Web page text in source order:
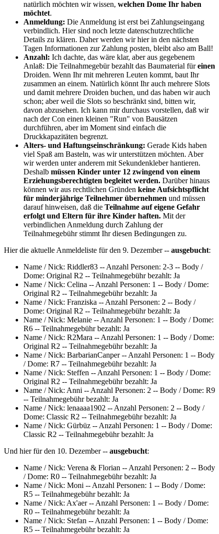
natürlich möchten wir wissen, welchen Dome Ihr haben
möchtet.
Anmeldung: Die Anmeldung ist erst bei Zahlungseingang
verbindlich. Hier sind noch letzte datenschutzrechtliche
Details zu klären. Daher werden wir hier in den nächsten
Tagen Informationen zur Zahlung posten, bleibt also am Ball!
Anzahl: Ich dachte, das wäre klar, aber aus gegebenem
Anlaß: Die Teilnahmegebür bezahlt das Baumaterial füreinen
Droiden. Wenn Ihr mit mehreren Leuten kommt, baut Ihr
zusammen an einem. Natürlich könnt Ihr auch mehrere Slots
und damit mehrere Droiden buchen, und das haben wir auch
schon; aber weil die Slots so beschränkt sind, bitten wir,
davon abzusehen. Ich kann mir durchaus vorstellen, daß wir
nach der Con einen kleinen "Run" von Bausätzen
durchführen, aber im Moment sind einfach die
Druckkapazitäten begrenzt.
Alters- und Haftungseinschränkung: Gerade Kids haben
viel Spaß am Basteln, was wir unterstützen möchten. Aber
wir werden unter anderem mit Sekundenkleber hantieren.
Deshalb müssen Kinder unter 12 zwingend von einem
Erziehungsberechtigten begleitet werden. Darüber hinaus
können wir aus rechtlichen Gründen keine Aufsichtspflicht
für minderjährige Teilnehmer übernehmen und müssen
darauf hinweisen, daß die Teilnahme auf eigene Gefahr
erfolgt und Eltern für ihre Kinder haften. Mit der
verbindlichen Anmeldung durch Zahlung der
Teilnahmegebühr stimmt Ihr diesen Bedingungen zu.
Hier die aktuelle Anmeldeliste für den 9. Dezember -- ausgebucht:
Name / Nick: Riddler83 -- Anzahl Personen: 2-3 -- Body /
Dome: Original R2 -- Teilnahmegebühr bezahlt: Ja
Name / Nick: Celina -- Anzahl Personen: 1 -- Body / Dome:
Original R2 -- Teilnahmegebühr bezahlt: Ja
Name / Nick: Franziska -- Anzahl Personen: 2 -- Body /
Dome: Original R2 -- Teilnahmegebühr bezahlt: Ja
Name / Nick: Melanie -- Anzahl Personen: 1 -- Body / Dome:
R6 -- Teilnahmegebühr bezahlt: Ja
Name / Nick: R2Mara -- Anzahl Personen: 1 -- Body / Dome:
Original R2 -- Teilnahmegebühr bezahlt: Ja
Name / Nick: BarbarianCanper -- Anzahl Personen: 1 -- Body
/ Dome: R7 -- Teilnahmegebühr bezahlt: Ja
Name / Nick: Steffen -- Anzahl Personen: 1 -- Body / Dome:
Original R2 -- Teilnahmegebühr bezahlt: Ja
Name / Nick: Anni -- Anzahl Personen: 2 -- Body / Dome: R9
-- Teilnahmegebühr bezahlt: Ja
Name / Nick: lenaaaa1902 -- Anzahl Personen: 2 -- Body /
Dome: Classic R2 -- Teilnahmegebühr bezahlt: Ja
Name / Nick: Gürbüz -- Anzahl Personen: 1 -- Body / Dome:
Classic R2 -- Teilnahmegebühr bezahlt: Ja
Und hier für den 10. Dezember -- ausgebucht:
Name / Nick: Verena & Florian -- Anzahl Personen: 2 -- Body
/ Dome: R0 -- Teilnahmegebühr bezahlt: Ja
Name / Nick: Moni -- Anzahl Personen: 1 -- Body / Dome:
R5 -- Teilnahmegebühr bezahlt: Ja
Name / Nick: Ax'aer -- Anzahl Personen: 1 -- Body / Dome:
R0 -- Teilnahmegebühr bezahlt: Ja
Name / Nick: Stefan -- Anzahl Personen: 1 -- Body / Dome:
R5 -- Teilnahmegebühr bezahlt: Ja